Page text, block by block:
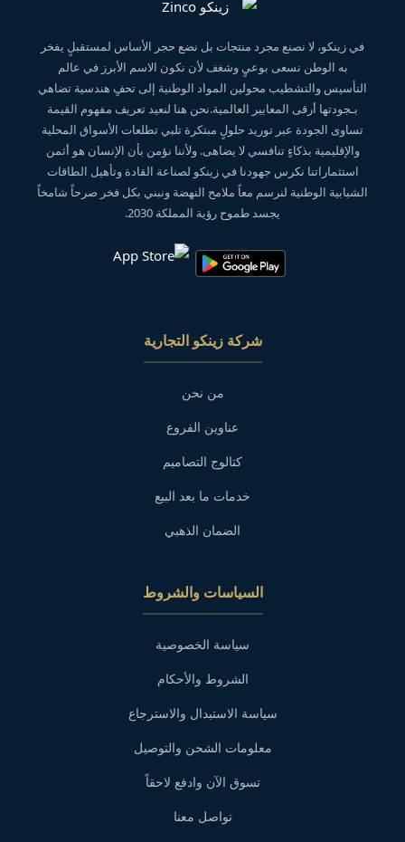
في زينكو، لا نصنع مجرد منتجات بل نضع حجر الأساس لمستقبلٍ يفخر
به الوطن نسعى بوعيٍ وشغف لأن نكون الاسم الأبرز في عالم
التأسيس والتشطيب محولين المواد الوطنية إلى تحفٍ هندسية تضاهي
بـجودتها أرقى المعايير العالمية.نحن هنا لنعيد تعريف مفهوم القيمة
تساوى الجودة عبر توريد حلولٍ مبتكرة تلبي تطلعات الأسواق المحلية
والإقليمية بذكاءٍ تنافسي لا يضاهى. ولأننا نؤمن بأن الإنسان هو أثمن
استثماراتنا نكرس جهودنا في زينكو لصناعة القادة وتأهيل الطاقات
الشبابية الوطنية لنرسم معاً ملامح النهضة ونبني بكل فخر صرحاً شامخاً
يجسد طموح رؤية المملكة 2030.
شركة زينكو التجارية
من نحن
عناوين الفروع
كتالوج التصاميم
خدمات ما بعد البيع
الضمان الذهبي
السياسات والشروط
سياسة الخصوصية
الشروط والأحكام
سياسة الاستبدال والاسترجاع
معلومات الشحن والتوصيل
تسوق الآن وادفع لاحقاً
تواصل معنا